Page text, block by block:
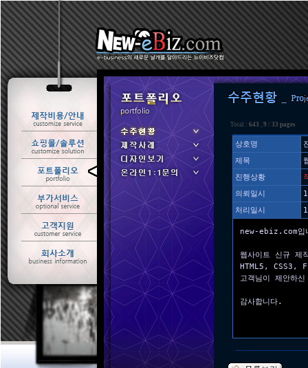
Total : 643 , 9 / 33 pages
상호명
제목
진행상황
의뢰일시
처리일시
new-ebiz.com입
웹사이트 신규 제
HTML5, CSS3,
고객님이 제안하
감사합니다.
ㆍ 수주현황
ㆍ 제작사례